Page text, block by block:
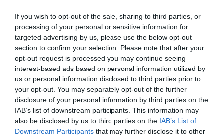
If you wish to opt-out of the sale, sharing to third parties, or
processing of your personal or sensitive information for
targeted advertising by us, please use the below opt-out
section to confirm your selection. Please note that after your
opt-out request is processed you may continue seeing
interest-based ads based on personal information utilized by
us or personal information disclosed to third parties prior to
your opt-out. You may separately opt-out of the further
disclosure of your personal information by third parties on the
IAB’s list of downstream participants. This information may
also be disclosed by us to third parties on the IAB’s List of
Downstream Participants that may further disclose it to other
decía eran versos de Campoamor. Así pasaron los
días de pereza mañanera y cansancio vespertino
de tablas de elementos y declinaciones, historias
de civilizaciones y estudios empíricos de lenguas
muertas y labios resucitados. Hubo que elegir ser
chavea o zagal, estudiante o gañán y al final serlo
todo resultó la única posibilidad. Hoy no veo el
autobús blanquiazul de ayer que ha dejado de
recorrer esa carretera que ya solo está en la